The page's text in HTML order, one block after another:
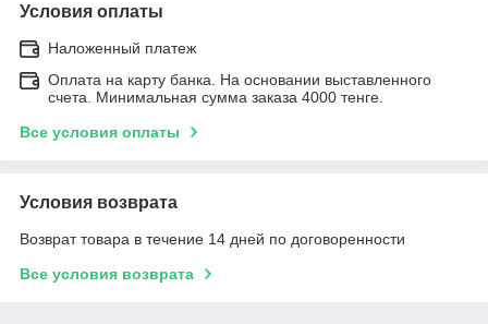
Условия оплаты
Наложенный платеж
Оплата на карту банка. На основании выставленного
счета. Минимальная сумма заказа 4000 тенге.
Все условия оплаты
Условия возврата
Возврат товара в течение 14 дней по договоренности
Все условия возврата